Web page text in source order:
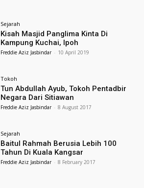
Sejarah
Kisah Masjid Panglima Kinta Di
Kampung Kuchai, Ipoh
Freddie Aziz Jasbindar - 10 April 2019
Tokoh
Tun Abdullah Ayub, Tokoh Pentadbir
Negara Dari Sitiawan
Freddie Aziz Jasbindar - 8 August 2017
Sejarah
Baitul Rahmah Berusia Lebih 100
Tahun Di Kuala Kangsar
Freddie Aziz Jasbindar - 8 February 2017